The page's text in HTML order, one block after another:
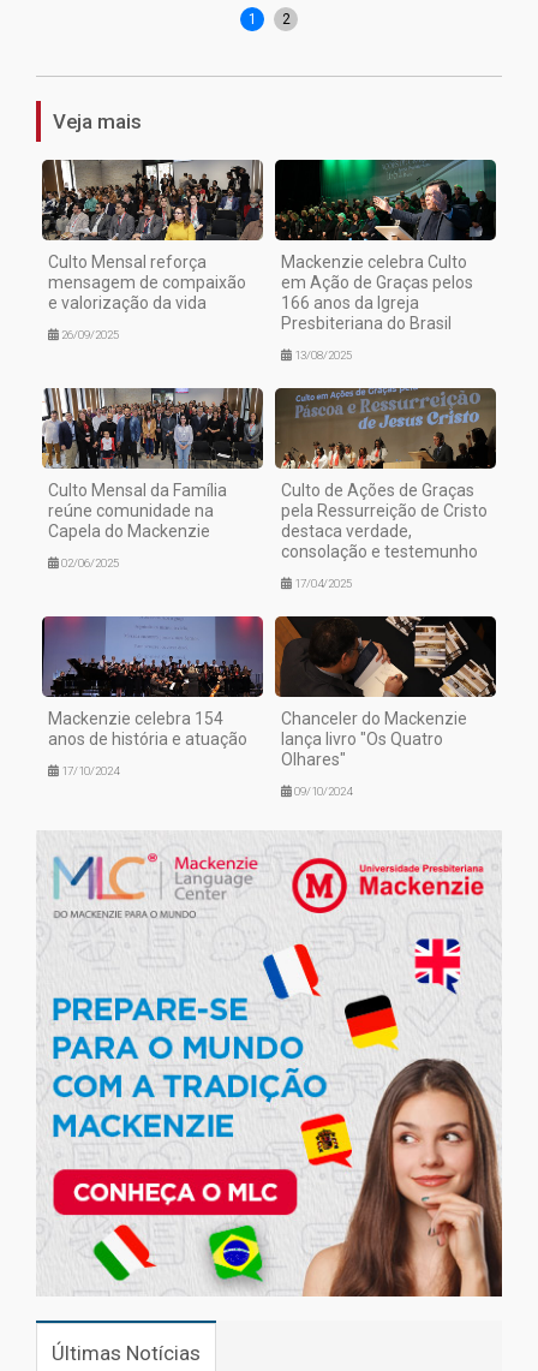
1 2
Veja mais
Culto Mensal reforça
mensagem de compaixão
e valorização da vida
26/09/2025
Mackenzie celebra Culto
em Ação de Graças pelos
166 anos da Igreja
Presbiteriana do Brasil
13/08/2025
Culto Mensal da Família
reúne comunidade na
Capela do Mackenzie
02/06/2025
Culto de Ações de Graças
pela Ressurreição de Cristo
destaca verdade,
consolação e testemunho
17/04/2025
Mackenzie celebra 154
anos de história e atuação
17/10/2024
Chanceler do Mackenzie
lança livro "Os Quatro
Olhares"
09/10/2024
Últimas Notícias